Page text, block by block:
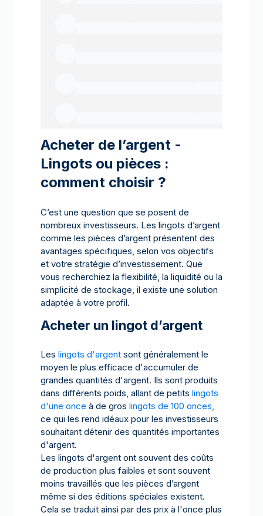
Acheter de l’argent -
Lingots ou pièces :
comment choisir ?
C’est une question que se posent de
nombreux investisseurs. Les lingots d’argent
comme les pièces d’argent présentent des
avantages spécifiques, selon vos objectifs
et votre stratégie d’investissement. Que
vous recherchiez la flexibilité, la liquidité ou la
simplicité de stockage, il existe une solution
adaptée à votre profil.
Acheter un lingot d’argent
Les lingots d'argent sont généralement le
moyen le plus efficace d'accumuler de
grandes quantités d'argent. Ils sont produits
dans différents poids, allant de petits lingots
d'une once à de gros lingots de 100 onces,
ce qui les rend idéaux pour les investisseurs
souhaitant détenir des quantités importantes
d'argent.
Les lingots d'argent ont souvent des coûts
de production plus faibles et sont souvent
moins travaillés que les pièces d’argent
même si des éditions spéciales existent.
Cela se traduit ainsi par des prix à l'once plus